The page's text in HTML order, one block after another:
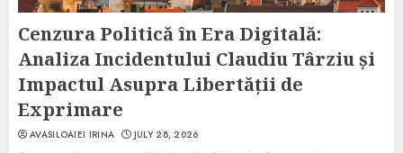
Cenzura Politică în Era Digitală:
Analiza Incidentului Claudiu Târziu și
Impactul Asupra Libertății de
Exprimare
AVASILOAIEI IRINA JULY 28, 2026